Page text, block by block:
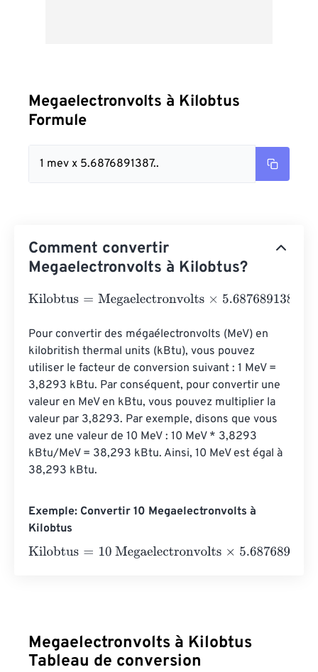
Megaelectronvolts à Kilobtus
Formule
1 mev x 5.6876891387..
Comment convertir
Megaelectronvolts à Kilobtus?
Kilobtus=Megaelectronvolts×5.687689138743355e
Pour convertir des mégaélectronvolts (MeV) en
kilobritish thermal units (kBtu), vous pouvez
utiliser le facteur de conversion suivant : 1 MeV =
3,8293 kBtu. Par conséquent, pour convertir une
valeur en MeV en kBtu, vous pouvez multiplier la
valeur par 3,8293. Par exemple, disons que vous
avez une valeur de 10 MeV : 10 MeV * 3,8293
kBtu/MeV = 38,293 kBtu. Ainsi, 10 MeV est égal à
38,293 kBtu.
Exemple: Convertir 10 Megaelectronvolts à
Kilobtus
Kilobtus=10 Megaelectronvolts×5.687689138743355
Megaelectronvolts à Kilobtus
Tableau de conversion